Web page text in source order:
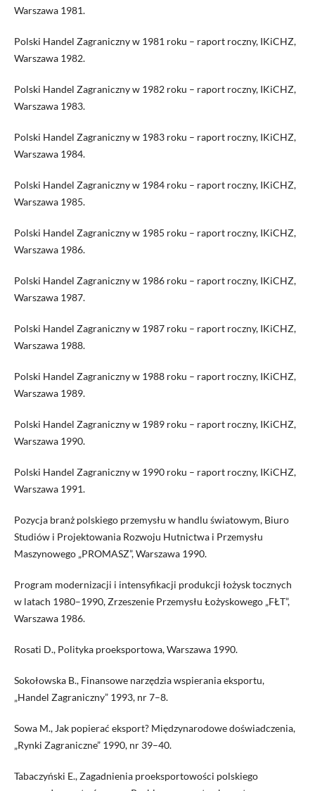
Warszawa 1981.
Polski Handel Zagraniczny w 1981 roku – raport roczny, IKiCHZ,
Warszawa 1982.
Polski Handel Zagraniczny w 1982 roku – raport roczny, IKiCHZ,
Warszawa 1983.
Polski Handel Zagraniczny w 1983 roku – raport roczny, IKiCHZ,
Warszawa 1984.
Polski Handel Zagraniczny w 1984 roku – raport roczny, IKiCHZ,
Warszawa 1985.
Polski Handel Zagraniczny w 1985 roku – raport roczny, IKiCHZ,
Warszawa 1986.
Polski Handel Zagraniczny w 1986 roku – raport roczny, IKiCHZ,
Warszawa 1987.
Polski Handel Zagraniczny w 1987 roku – raport roczny, IKiCHZ,
Warszawa 1988.
Polski Handel Zagraniczny w 1988 roku – raport roczny, IKiCHZ,
Warszawa 1989.
Polski Handel Zagraniczny w 1989 roku – raport roczny, IKiCHZ,
Warszawa 1990.
Polski Handel Zagraniczny w 1990 roku – raport roczny, IKiCHZ,
Warszawa 1991.
Pozycja branż polskiego przemysłu w handlu światowym, Biuro
Studiów i Projektowania Rozwoju Hutnictwa i Przemysłu
Maszynowego „PROMASZ”, Warszawa 1990.
Program modernizacji i intensyfikacji produkcji łożysk tocznych
w latach 1980–1990, Zrzeszenie Przemysłu Łożyskowego „FŁT”,
Warszawa 1986.
Rosati D., Polityka proeksportowa, Warszawa 1990.
Sokołowska B., Finansowe narzędzia wspierania eksportu,
„Handel Zagraniczny” 1993, nr 7–8.
Sowa M., Jak popierać eksport? Międzynarodowe doświadczenia,
„Rynki Zagraniczne” 1990, nr 39–40.
Tabaczyński E., Zagadnienia proeksportowości polskiego